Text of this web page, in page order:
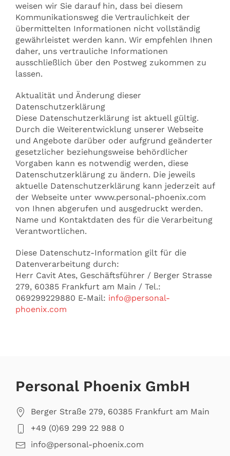
weisen wir Sie darauf hin, dass bei diesem
Kommunikationsweg die Vertraulichkeit der
übermittelten Informationen nicht vollständig
gewährleistet werden kann. Wir empfehlen Ihnen
daher, uns vertrauliche Informationen
ausschließlich über den Postweg zukommen zu
lassen.
Aktualität und Änderung dieser
Datenschutzerklärung
Diese Datenschutzerklärung ist aktuell gültig.
Durch die Weiterentwicklung unserer Webseite
und Angebote darüber oder aufgrund geänderter
gesetzlicher beziehungsweise behördlicher
Vorgaben kann es notwendig werden, diese
Datenschutzerklärung zu ändern. Die jeweils
aktuelle Datenschutzerklärung kann jederzeit auf
der Webseite unter www.personal-phoenix.com
von Ihnen abgerufen und ausgedruckt werden.
Name und Kontaktdaten des für die Verarbeitung
Verantwortlichen.
Diese Datenschutz-Information gilt für die
Datenverarbeitung durch:
Herr Cavit Ates, Geschäftsführer / Berger Strasse
279, 60385 Frankfurt am Main / Tel.:
069299229880 E-Mail: info@personal-
phoenix.com
Personal Phoenix GmbH
Berger Straße 279, 60385 Frankfurt am Main
+49 (0)69 299 22 988 0
info@personal-phoenix.com